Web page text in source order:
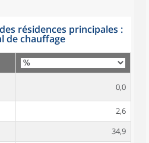
résidences principales :
de chauffage
0,0
2,6
34,9